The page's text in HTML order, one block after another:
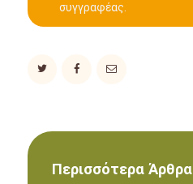
συγγραφέας.
Περισσότερα Άρθρα